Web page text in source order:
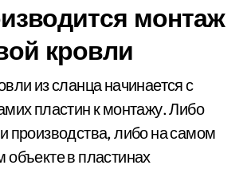
монтаж
кровли
из сланца начинается с
пластин к монтажу. Либо
производства, либо на самом
объекте в пластинах